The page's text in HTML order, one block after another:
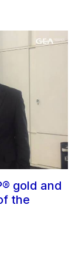
gold and
the